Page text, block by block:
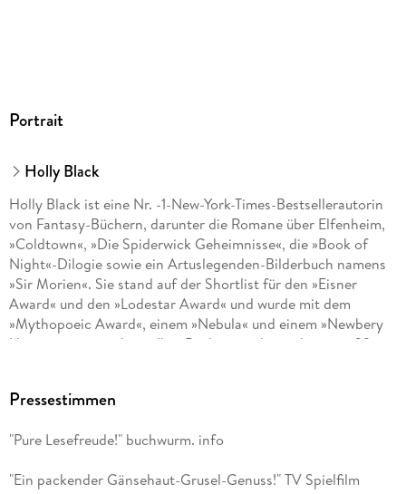
Straße 28, 81673 München,
produktsicherheit@penguinrandomhouse.de
Portrait
Holly Black
Holly Black ist eine Nr. -1-New-York-Times-Bestsellerautorin
von Fantasy-Büchern, darunter die Romane über Elfenheim,
»Coldtown«, »Die Spiderwick Geheimnisse«, die »Book of
Night«-Dilogie sowie ein Artuslegenden-Bilderbuch namens
»Sir Morien«. Sie stand auf der Shortlist für den »Eisner
Award« und den »Lodestar Award« und wurde mit dem
»Mythopoeic Award«, einem »Nebula« und einem »Newbery
Honor« ausgezeichnet. Ihre Bücher wurden weltweit in 32
Haus mit einer geheimen Bibliothek. Mehr über die Autorin
Pressestimmen
"Pure Lesefreude!" buchwurm. info
"Ein packender Gänsehaut-Grusel-Genuss!" TV Spielfilm